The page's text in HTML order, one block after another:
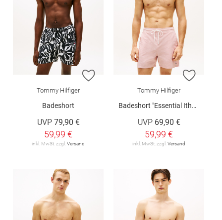
ZUR WUNSCHLISTE HINZUFÜGEN
Tommy Hilfiger
Badeshort
UVP 79,90 €
59,99 €
inkl. MwSt. zzgl.Versand
ZUR
Tommy Hilfiger
Badeshort "Essential Ithaca Stripe Mid Length Swim Shorts"
UVP 69,90 €
59,99 €
inkl. MwSt. zzgl.Versand